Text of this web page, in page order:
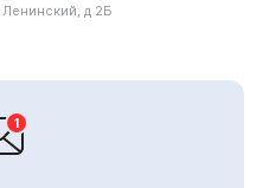
д 2Б